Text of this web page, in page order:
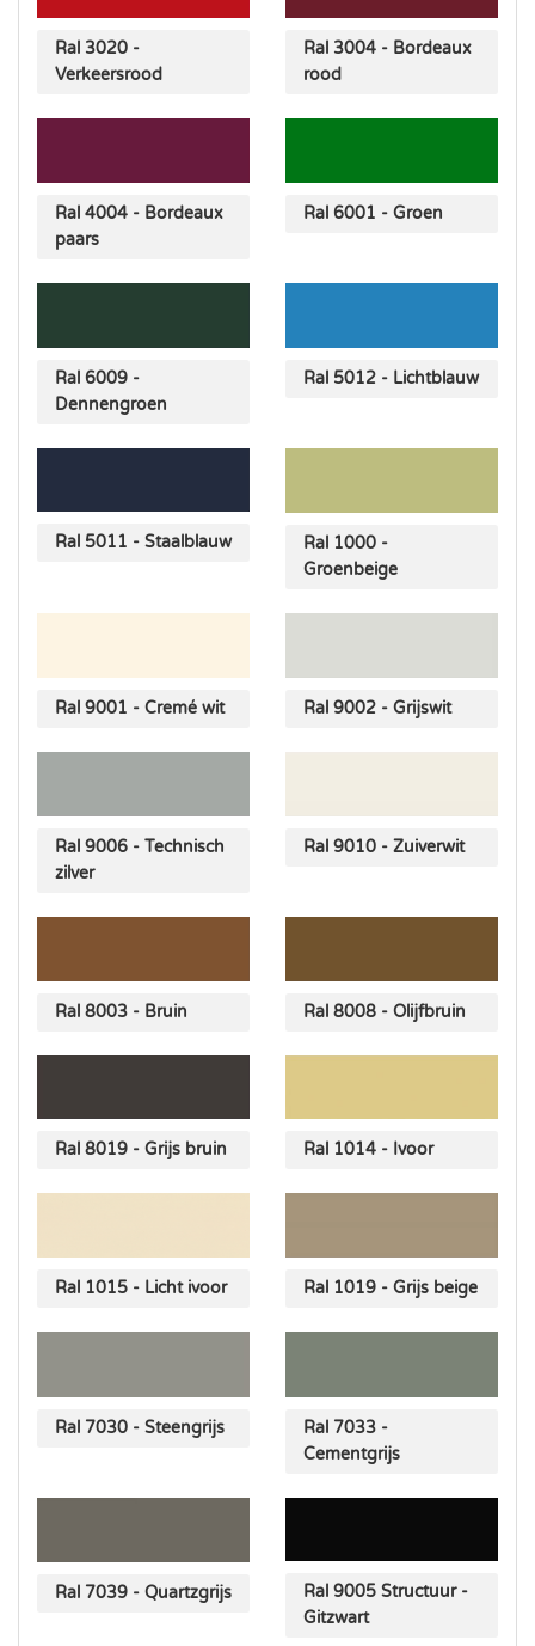
Ral 3020 -
Verkeersrood
Ral 3004 - Bordeaux
rood
Ral 4004 - Bordeaux
paars
Ral 6001 - Groen
Ral 6009 -
Dennengroen
Ral 5012 - Lichtblauw
Ral 5011 - Staalblauw
Ral 1000 -
Groenbeige
Ral 9001 - Cremé wit Ral 9002 - Grijswit
Ral 9006 - Technisch
zilver
Ral 9010 - Zuiverwit
Ral 8003 - Bruin Ral 8008 - Olijfbruin
Ral 8019 - Grijs bruin Ral 1014 - Ivoor
Ral 1015 - Licht ivoor Ral 1019 - Grijs beige
Ral 7030 - Steengrijs
Ral 7033 -
Cementgrijs
Ral 7039 - Quartzgrijs
Ral 9005 Structuur -
Gitzwart